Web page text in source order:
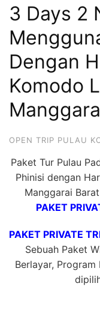
Hari
2
Malam,
2
Hari
Malam
Hari
Penuh
3 Days 2
Dengan
Komodo
OPEN TRIP PULAU
Paket Tur Pulau
Phinisi dengan
Manggarai
PAKET
PAKET PRIVATE
Sebuah Paket
Berlayar,